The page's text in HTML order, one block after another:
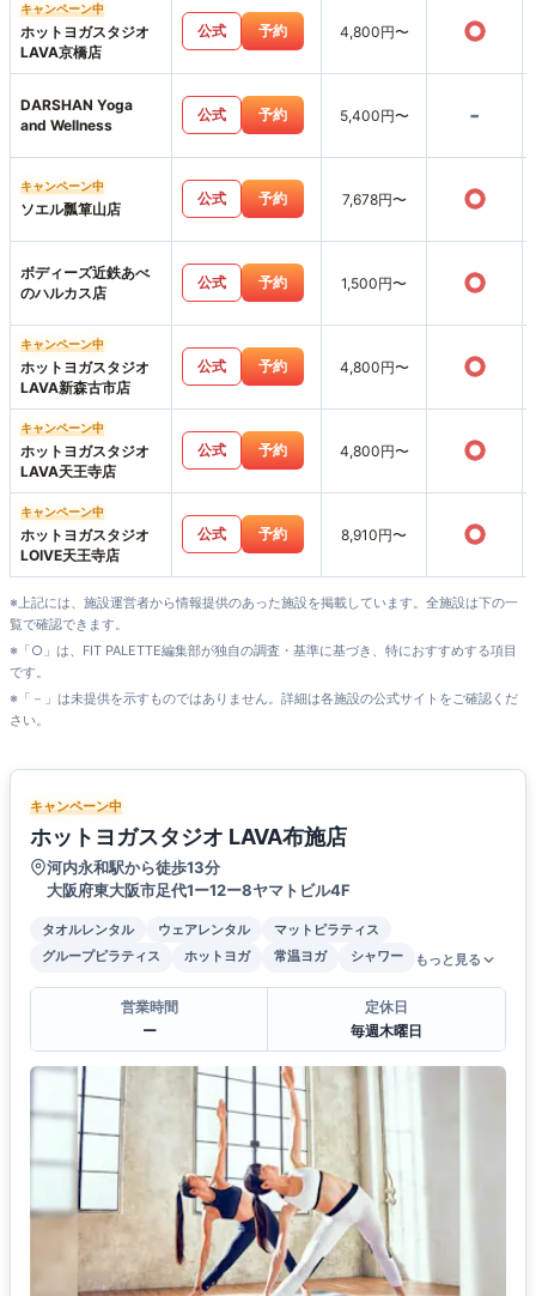
キャンペーン中
ホットヨガスタジオ
LAVA京橋店
公式 予約 4,800円〜 ○
DARSHAN Yoga
and Wellness
公式 予約 5,400円〜 -
キャンペーン中
ソエル瓢箪山店
公式 予約 7,678円〜 ○
ボディーズ近鉄あべ
のハルカス店
公式 予約 1,500円〜 ○
キャンペーン中
ホットヨガスタジオ
LAVA新森古市店
公式 予約 4,800円〜 ○
キャンペーン中
ホットヨガスタジオ
LAVA天王寺店
公式 予約 4,800円〜 ○
キャンペーン中
ホットヨガスタジオ
LOIVE天王寺店
公式 予約 8,910円〜 ○
※上記には、施設運営者から情報提供のあった施設を掲載しています。全施設は下の一
覧で確認できます。
※「○」は、FIT PALETTE編集部が独自の調査・基準に基づき、特におすすめする項目
です。
※「－」は未提供を示すものではありません。詳細は各施設の公式サイトをご確認くだ
さい。
キャンペーン中
ホットヨガスタジオ LAVA布施店
河内永和駅から徒歩13分
大阪府東大阪市足代1ー12ー8ヤマトビル4F
タオルレンタル ウェアレンタル
マットピラティス
グループピラティス
ホットヨガ 常温ヨガ シャワー もっと見る
営業時間
ー
定休日
毎週木曜日